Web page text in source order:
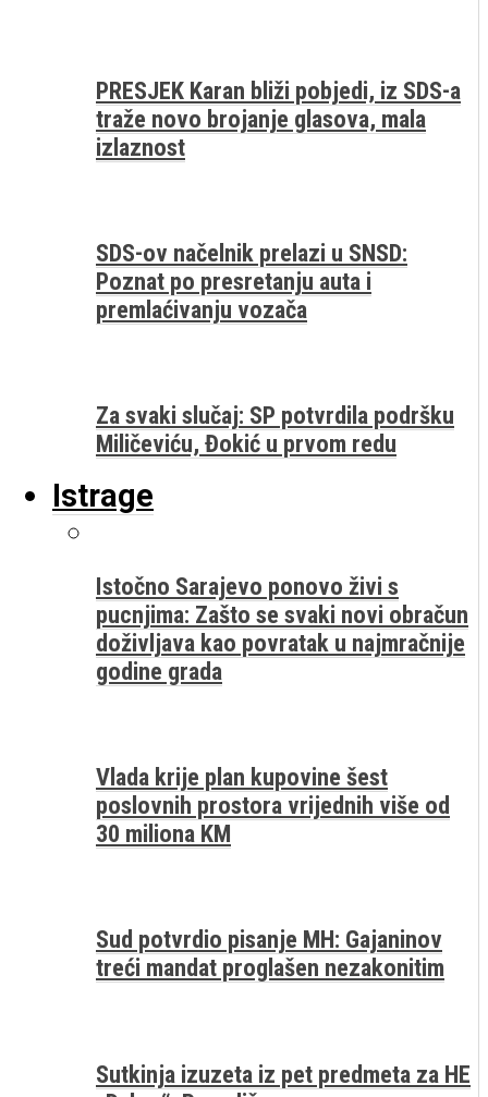
PRESJEK Karan bliži pobjedi, iz SDS-a
traže novo brojanje glasova, mala
izlaznost
SDS-ov načelnik prelazi u SNSD:
Poznat po presretanju auta i
premlaćivanju vozača
Za svaki slučaj: SP potvrdila podršku
Miličeviću, Đokić u prvom redu
Istrage
Istočno Sarajevo ponovo živi s
pucnjima: Zašto se svaki novi obračun
doživljava kao povratak u najmračnije
godine grada
Vlada krije plan kupovine šest
poslovnih prostora vrijednih više od
30 miliona KM
Sud potvrdio pisanje MH: Gajaninov
treći mandat proglašen nezakonitim
Sutkinja izuzeta iz pet predmeta za HE